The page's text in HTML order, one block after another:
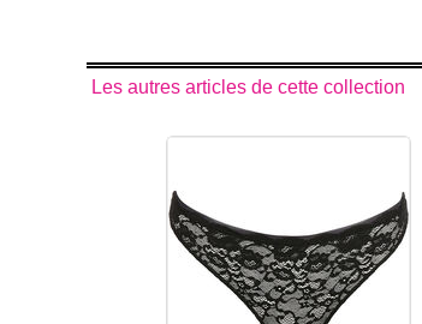
Les autres articles de cette collection